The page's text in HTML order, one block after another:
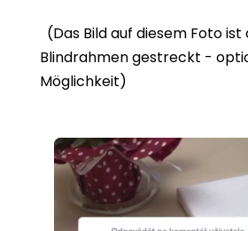
(Das Bild auf diesem Foto
Blindrahmen gestreckt -
Möglichkeit)